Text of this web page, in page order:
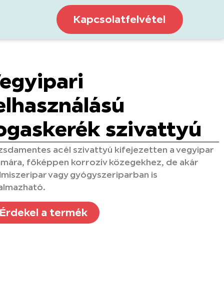
Kapcsolatfelvétel
szivattyú
acél szivattyú kifejezetten a vegyipar
főképpen korrozív közegekhez, de akár
vagy gyógyszeriparban is
Érdekel a termék